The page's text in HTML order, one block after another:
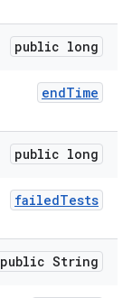
public long
endTime
public long
failedTests
public String